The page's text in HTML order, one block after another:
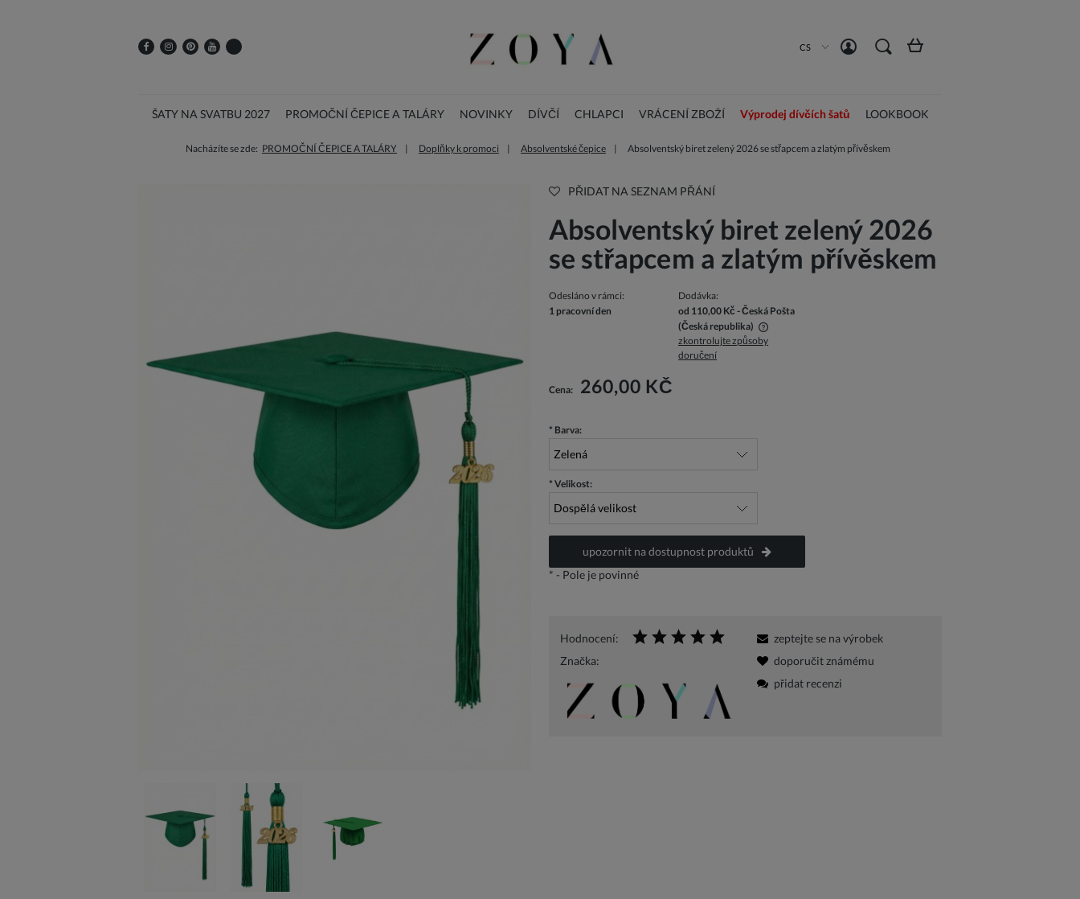
CS
ŠATY NA SVATBU 2027 PROMOČNÍ ČEPICE A TALÁRY NOVINKY DÍVČÍ CHLAPCI VRÁCENÍ ZBOŽÍ Výprodej dívčích šatů LOOKBOOK
Nacházíte se zde: PROMOČNÍ ČEPICE A TALÁRY Doplňky k promoci Absolventské čepice Absolventský biret zelený 2026 se střapcem a zlatým přívěskem
PŘIDAT NA SEZNAM PŘÁNÍ
Absolventský biret zelený 2026
se střapcem a zlatým přívěskem
Odesláno v rámci:
1 pracovní den
Dodávka:
od 110,00 Kč - Česká Pošta
(Česká republika)
Cena nezahrnuje případné náklady na platbu
zkontrolujte způsoby
doručení
Cena: 260,00 KČ
* Barva:
* Velikost:
upozornit na dostupnost produktů
* - Pole je povinné
Hodnocení:
Značka:
zeptejte se na výrobek
doporučit známému
přidat recenzi